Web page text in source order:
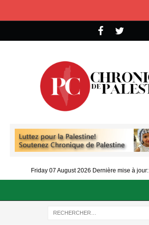
Friday 07 August 2026 Dernière mise à jour: